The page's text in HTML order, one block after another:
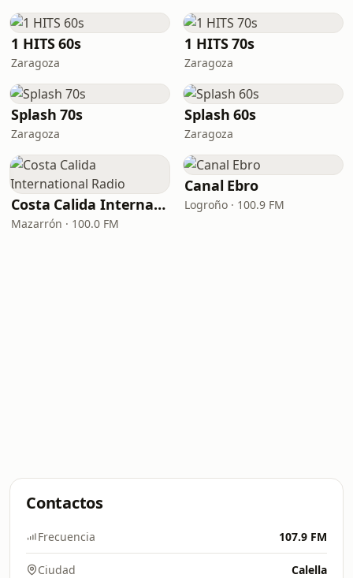
1 HITS 60s
Zaragoza
1 HITS 70s
Zaragoza
Splash 70s
Zaragoza
Splash 60s
Zaragoza
Costa Calida International Radio
Mazarrón · 100.0 FM
Canal Ebro
Logroño · 100.9 FM
Contactos
Frecuencia 107.9 FM
Ciudad Calella